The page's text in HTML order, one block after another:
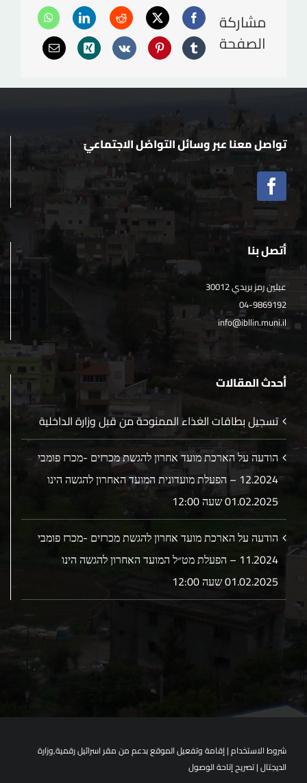
مشاركة
الصفحة
تواصل معنا عبر وسائل التواصُل الاجتماعيّ
أتصل بنا
عبلين رمز بريدي 30012
04-9869192
info@ibllin.muni.il
أحدث المقالات
تسجيل بطاقات الغذاء الممنوحة من قبل وزارة الداخلية
הודעה על הארכת מועד אחרון להגשת מכרזים -מכרז פומבי
12.2024 – הפעלת מועדונית המועד האחרון להגשה הינו
01.02.2025 שעה 12:00
הודעה על הארכת מועד אחרון להגשת מכרזים -מכרז פומבי
11.2024 – הפעלת מט״ל המועד האחרון להגשה הינו
01.02.2025 שעה 12:00
شروط الاستخدام| إقامة وتفعيل الموقع بدعم من مقر اسرائيل رقمية,وزارة
الديجتال |تصريح إتاحة الوصول